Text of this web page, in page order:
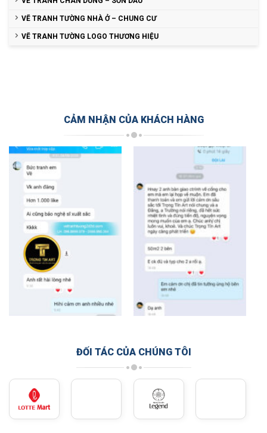
VẼ TRANH TƯỜNG NHÀ Ở – CHUNG CƯ
VẼ TRANH TƯỜNG LOGO THƯƠNG HIỆU
CẢM NHẬN CỦA KHÁCH HÀNG
ĐỐI TÁC CỦA CHÚNG TÔI